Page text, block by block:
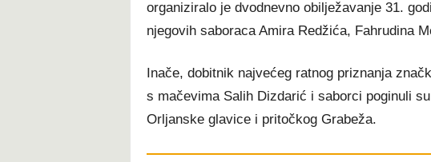
organiziralo je dvodnevno obilježavanje 31.
njegovih saboraca Amira Redžića, Fahrudina
Inače, dobitnik najvećeg ratnog priznanja
s mačevima Salih Dizdarić i saborci poginuli
Orljanske glavice i pritočkog Grabeža.